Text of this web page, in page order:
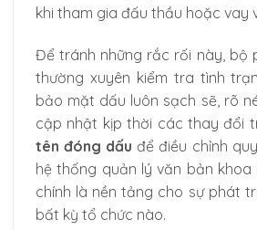
khi tham gia đấu thầu hoặc vay
Để tránh những rắc rối này, bộ
thường xuyên kiểm tra tình
bảo mặt dấu luôn sạch sẽ, rõ
cập nhật kịp thời các thay đổi
tên đóng dấu để điều chỉnh
hệ thống quản lý văn bản
chính là nền tảng cho sự phát
bất kỳ tổ chức nào.